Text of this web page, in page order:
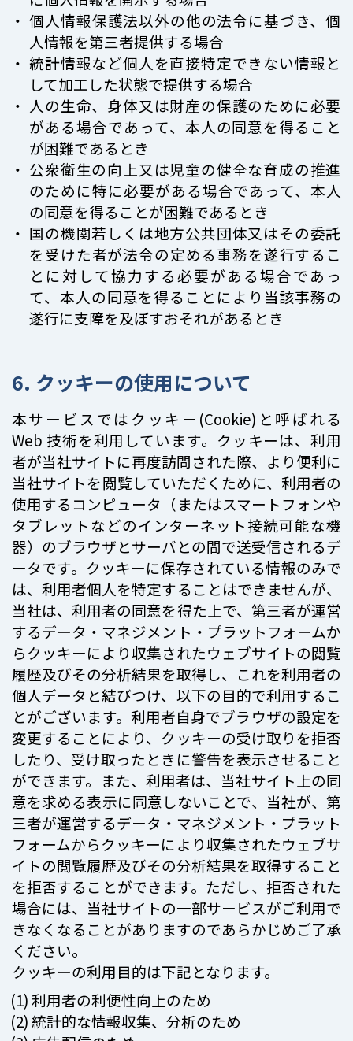
個人情報保護法以外の他の法令に基づき、個
人情報を第三者提供する場合
統計情報など個人を直接特定できない情報と
して加工した状態で提供する場合
人の生命、身体又は財産の保護のために必要
がある場合であって、本人の同意を得ること
が困難であるとき
公衆衛生の向上又は児童の健全な育成の推進
のために特に必要がある場合であって、本人
の同意を得ることが困難であるとき
国の機関若しくは地方公共団体又はその委託
を受けた者が法令の定める事務を遂行するこ
とに対して協力する必要がある場合であっ
て、本人の同意を得ることにより当該事務の
遂行に支障を及ぼすおそれがあるとき
6. クッキーの使用について
本サービスではクッキー(Cookie)と呼ばれる
Web 技術を利用しています。クッキーは、利用
者が当社サイトに再度訪問された際、より便利に
当社サイトを閲覧していただくために、利用者の
使用するコンピュータ（またはスマートフォンや
タブレットなどのインターネット接続可能な機
器）のブラウザとサーバとの間で送受信されるデ
ータです。クッキーに保存されている情報のみで
は、利用者個人を特定することはできませんが、
当社は、利用者の同意を得た上で、第三者が運営
するデータ・マネジメント・プラットフォームか
らクッキーにより収集されたウェブサイトの閲覧
履歴及びその分析結果を取得し、これを利用者の
個人データと結びつけ、以下の目的で利用するこ
とがございます。利用者自身でブラウザの設定を
変更することにより、クッキーの受け取りを拒否
したり、受け取ったときに警告を表示させること
ができます。また、利用者は、当社サイト上の同
意を求める表示に同意しないことで、当社が、第
三者が運営するデータ・マネジメント・プラット
フォームからクッキーにより収集されたウェブサ
イトの閲覧履歴及びその分析結果を取得すること
を拒否することができます。ただし、拒否された
場合には、当社サイトの一部サービスがご利用で
きなくなることがありますのであらかじめご了承
ください。
クッキーの利用目的は下記となります。
利用者の利便性向上のため
統計的な情報収集、分析のため